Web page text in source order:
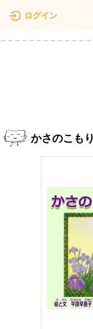
ログイン
かさのこも